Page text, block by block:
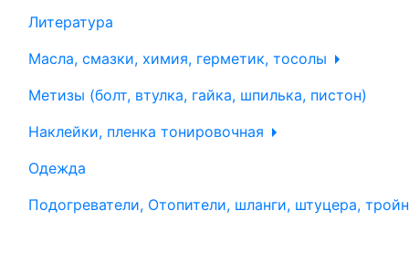
Литература
Масла, смазки, химия, герметик, тосолы
Метизы (болт, втулка, гайка, шпилька, пистон)
Наклейки, пленка тонировочная
Одежда
Подогреватели, Отопители, шланги, штуцера,